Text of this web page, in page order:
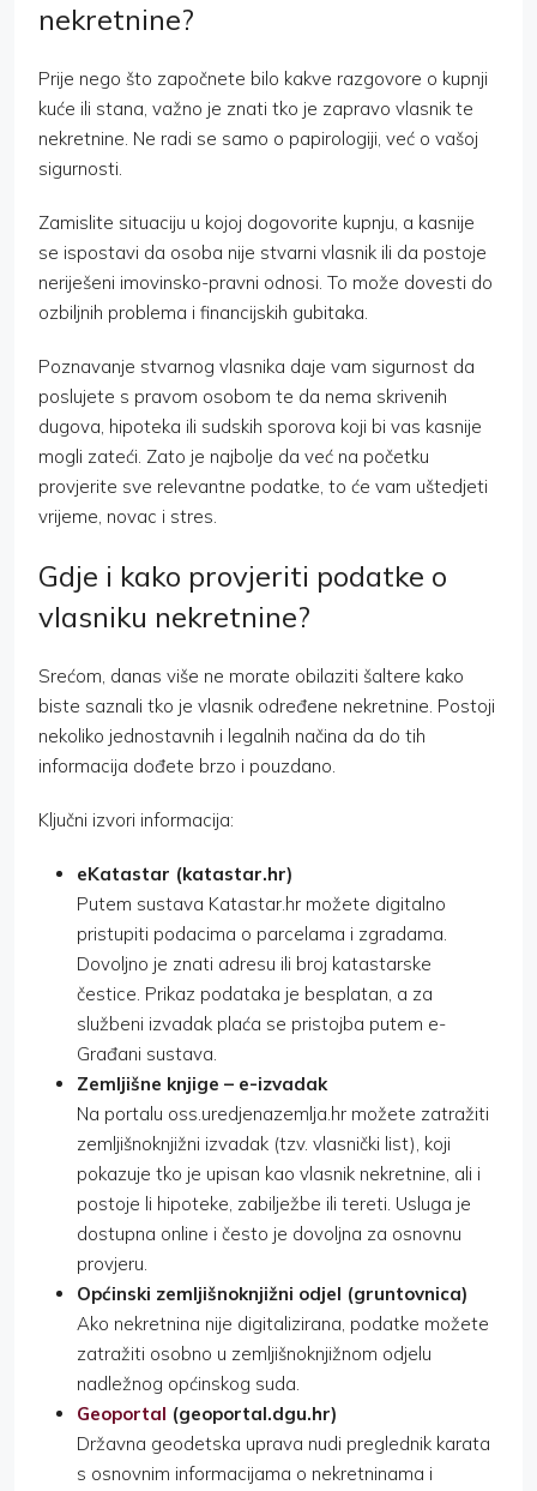
nekretnine?
Prije nego što započnete bilo kakve razgovore o kupnji
kuće ili stana, važno je znati tko je zapravo vlasnik te
nekretnine. Ne radi se samo o papirologiji, već o vašoj
sigurnosti.
Zamislite situaciju u kojoj dogovorite kupnju, a kasnije
se ispostavi da osoba nije stvarni vlasnik ili da postoje
neriješeni imovinsko-pravni odnosi. To može dovesti do
ozbiljnih problema i financijskih gubitaka.
Poznavanje stvarnog vlasnika daje vam sigurnost da
poslujete s pravom osobom te da nema skrivenih
dugova, hipoteka ili sudskih sporova koji bi vas kasnije
mogli zateći. Zato je najbolje da već na početku
provjerite sve relevantne podatke, to će vam uštedjeti
vrijeme, novac i stres.
Gdje i kako provjeriti podatke o
vlasniku nekretnine?
Srećom, danas više ne morate obilaziti šaltere kako
biste saznali tko je vlasnik određene nekretnine. Postoji
nekoliko jednostavnih i legalnih načina da do tih
informacija dođete brzo i pouzdano.
Ključni izvori informacija:
eKatastar (katastar.hr)
Putem sustava Katastar.hr možete digitalno
pristupiti podacima o parcelama i zgradama.
Dovoljno je znati adresu ili broj katastarske
čestice. Prikaz podataka je besplatan, a za
službeni izvadak plaća se pristojba putem e-
Građani sustava.
Zemljišne knjige – e-izvadak
Na portalu oss.uredjenazemlja.hr možete zatražiti
zemljišnoknjižni izvadak (tzv. vlasnički list), koji
pokazuje tko je upisan kao vlasnik nekretnine, ali i
postoje li hipoteke, zabilježbe ili tereti. Usluga je
dostupna online i često je dovoljna za osnovnu
provjeru.
Općinski zemljišnoknjižni odjel (gruntovnica)
Ako nekretnina nije digitalizirana, podatke možete
zatražiti osobno u zemljišnoknjižnom odjelu
nadležnog općinskog suda.
Geoportal (geoportal.dgu.hr)
Državna geodetska uprava nudi preglednik karata
s osnovnim informacijama o nekretninama i